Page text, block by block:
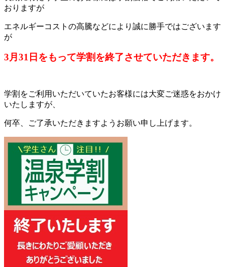
おりますが
エネルギーコストの高騰などにより誠に勝手ではございます
が
3月31日をもって学割を終了させていただきます。
学割をご利用いただいていたお客様には大変ご迷惑をおかけ
いたしますが、
何卒、ご了承いただきますようお願い申し上げます。